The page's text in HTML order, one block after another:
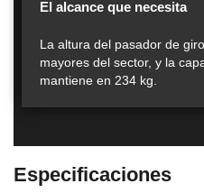
El alcance que necesita
La altura del pasador de
mayores del sector, y la
mantiene en 234 kg.
Especificaciones